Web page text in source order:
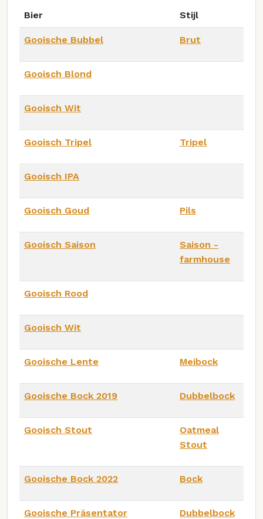
Bier Stijl
Gooische Bubbel Brut
Gooisch Blond
Gooisch Wit
Gooisch Tripel Tripel
Gooisch IPA
Gooisch Goud Pils
Gooisch Saison
Saison -
farmhouse
Gooisch Rood
Gooisch Wit
Gooische Lente Meibock
Gooische Bock 2019 Dubbelbock
Gooisch Stout
Oatmeal
Stout
Gooische Bock 2022 Bock
Gooische Präsentator Dubbelbock